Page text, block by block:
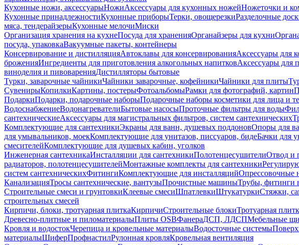
Кухонные ножи, аксессуарыНожиАксессуары для кухонных ножейНожеточки и
Кухонные принадлежностиКухонные приборыТерки, овощерезкиРазделочные
мяса, тендерайзерыКухонные мелочиМиски
Организация хранения на кухнеПосуда для храненияОрганайзеры для кухни
посуда, упаковкаВакуумные пакеты, контейнеры
Консервирование и дистилляцияАвтоклавы для консервированияАксессуары для
броженияИнгредиенты для приготовления алкогольных напитковАксессуары для
виноделия и пивоваренияДистилляторы бытовые
Турки, заварочные чайникиЧайники заварочные, кофейникиЧайники для плиты
СувенирыКопилкиКартины, постерыФотоальбомыРамки для фотографий, картин
ПодаркиПодарки, подарочные наборыПодарочные наборы косметики для лица и
ВодоснабжениеВодонагревателиБытовые насосыПроточные фильтры для воды
сантехническиеАксессуары для магистральных фильтров, систем сантехнических
Комплектующие для сантехникиЭкраны для ванн, душевых поддоновОпоры для
для умывальников, моекКомплектующие для унитазов, писсуаров, бидеБачки для
смесителейКомплектующие для душевых кабин, уголков
Инженерная сантехникаИнсталляции для сантехникиПолотенцесушителиОтвод и
радиаторов, полотенцесушителейМонтажные комплекты для сантехники
систем сантехническихФитингиКомплектующие для инсталляцийОпрессовочные
КанализацияТросы сантехнические, вантузыПрочистные машиныТрубы, фитинги
Строительные смеси и грунтовкиКлеевые смесиШпатлевкиШтукатуркиСтяжки,
строительных смесей
Кирпичи, блоки, тротуарная плиткаКирпичиСтроительные блокиТротуарная
Древесно-плитные и пиломатериалыПлиты OSBФанераДСП, ЛДСПМебельные
Кровля и водостокЧерепица и кровельные материалыВодосточные системы
материалыШиферПрофнастилРулонная кровляКровельная вентиляция